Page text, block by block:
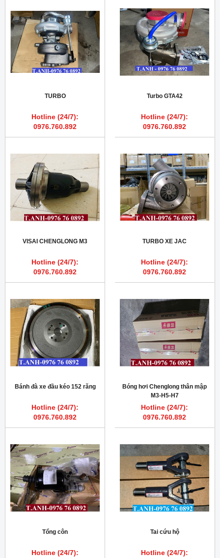
TURBO
Hotline (24/7):
0976.760.892
Turbo GTA42
Hotline (24/7):
0976.760.892
VISAI CHENGLONG M3
Hotline (24/7):
0976.760.892
TURBO XE JAC
Hotline (24/7):
0976.760.892
Bánh đà xe đầu kéo 152 răng
Hotline (24/7):
0976.760.892
Bóng hơi Chenglong thân mập
M3-H5-H7
Hotline (24/7):
0976.760.892
Tổng côn
Hotline (24/7):
Tai cứu hộ
Hotline (24/7):